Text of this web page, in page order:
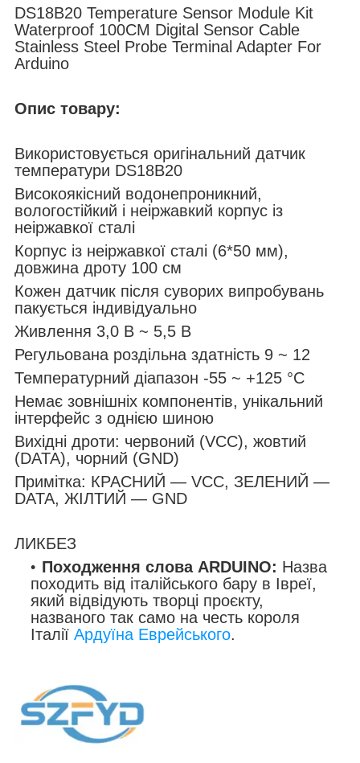
DS18B20 Temperature Sensor Module Kit
Waterproof 100CM Digital Sensor Cable
Stainless Steel Probe Terminal Adapter For
Arduino
Опис товару:
Використовується оригінальний датчик
температури DS18B20
Високоякісний водонепроникний,
вологостійкий і неіржавкий корпус із
неіржавкої сталі
Корпус із неіржавкої сталі (6*50 мм),
довжина дроту 100 см
Кожен датчик після суворих випробувань
пакується індивідуально
Живлення 3,0 В ~ 5,5 В
Регульована роздільна здатність 9 ~ 12
Температурний діапазон -55 ~ +125 °C
Немає зовнішніх компонентів, унікальний
інтерфейс з однією шиною
Вихідні дроти: червоний (VCC), жовтий
(DATA), чорний (GND)
Примітка: КРАСНИЙ — VCC, ЗЕЛЕНИЙ —
DATA, ЖІЛТИЙ — GND
ЛИКБЕЗ
Походження слова ARDUINO: Назва
походить від італійського бару в Івреї,
який відвідують творці проєкту,
названого так само на честь короля
Італії Ардуїна Еврейського.